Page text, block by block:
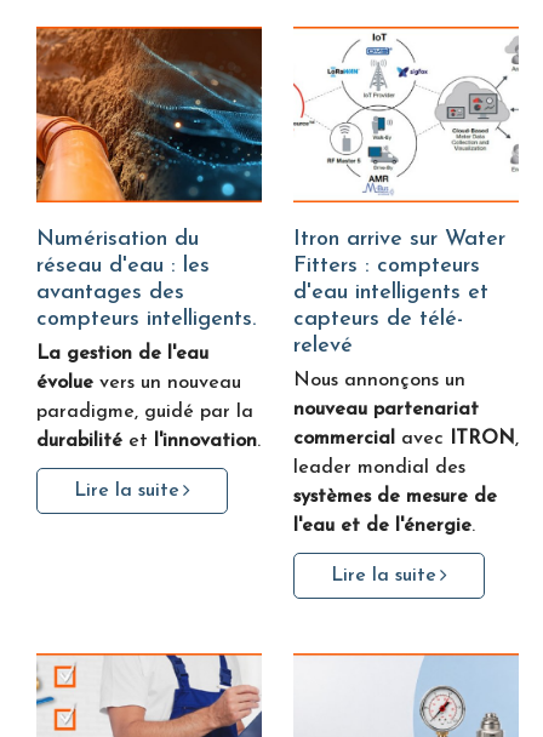
Numérisation du
réseau d'eau : les
avantages des
compteurs intelligents.
La gestion de l'eau
évolue vers un nouveau
paradigme, guidé par la
durabilité et l'innovation.
Lire la suite
Itron arrive sur Water
Fitters : compteurs
d'eau intelligents et
capteurs de télé-
relevé
Nous annonçons un
nouveau partenariat
commercial avec ITRON,
leader mondial des
systèmes de mesure de
l'eau et de l'énergie.
Lire la suite